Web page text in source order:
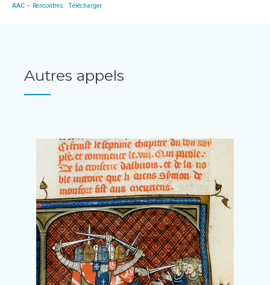
AAC – Rencontres Télécharger
Autres appels